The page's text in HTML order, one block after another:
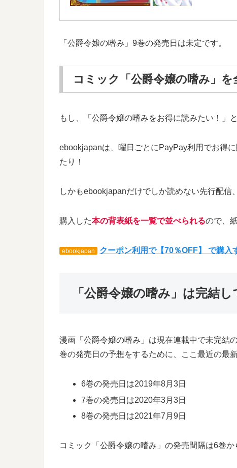
「公爵令嬢の嗜み」9巻の発売日は未定です。
コミック「公爵令嬢の嗜み」を
もし、「公爵令嬢の嗜みをお得に読みたい！」
ebookjapanは、曜日ごとにPayPay利用でお得
たり！
しかもebookjapanだけでしか読めない先行配信
購入した本の背表紙を一覧で並べられるので、
ebookjapan クーポン利用で【70％OFF】 で購入
「公爵令嬢の嗜み」は完結
漫画「公爵令嬢の嗜み」は現在連載中で未完結
巻の発売日の予想をするために、ここ最近の最
6巻の発売日は2019年8月3日
7巻の発売日は2020年3月3日
8巻の発売日は2021年7月9日
コミック「公爵令嬢の嗜み」の発売間隔は6巻